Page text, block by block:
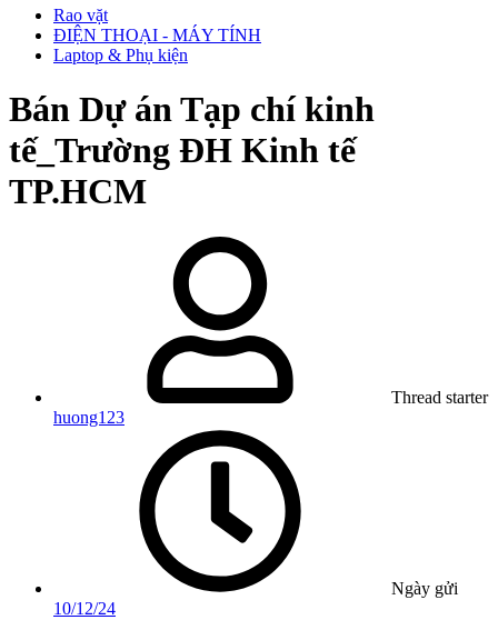
Rao vặt
ĐIỆN THOẠI - MÁY TÍNH
Laptop & Phụ kiện
Bán Dự án Tạp chí kinh
tế_Trường ĐH Kinh tế
TP.HCM
Thread starter
huong123
Ngày gửi
10/12/24